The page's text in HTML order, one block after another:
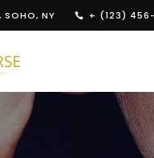
SOHO, NY + (123)